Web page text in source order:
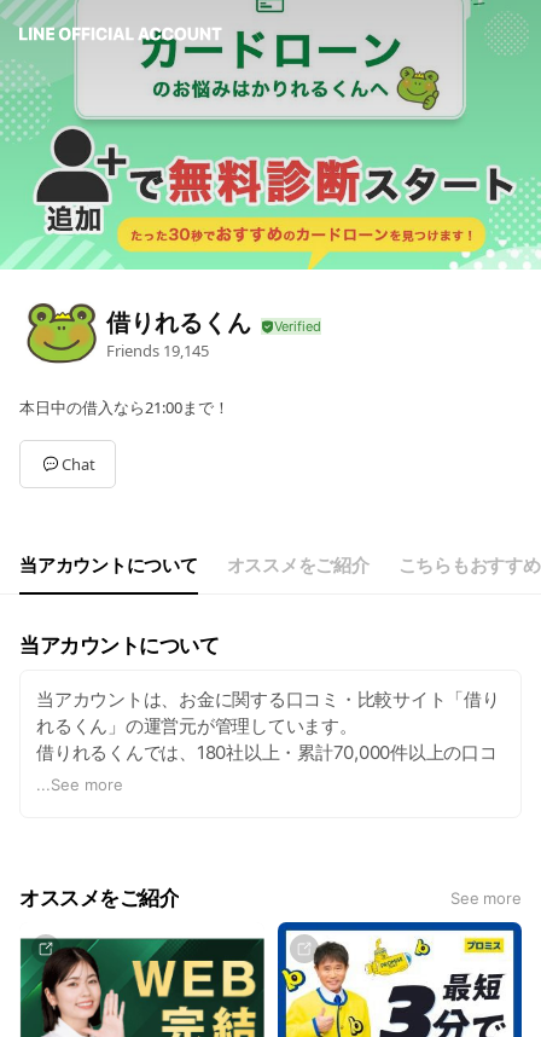
借りれるくん
Friends 19,145
本日中の借入なら21:00まで！
Chat
当アカウントについて オススメをご紹介 こちらもおすすめ
当アカウントについて
当アカウントは、お金に関する口コミ・比較サイト「借り
れるくん」の運営元が管理しています。
借りれるくんでは、180社以上・累計70,000件以上の口コ
ミデータをもとに、今すぐお金が必要な方に向けた借入れ
て紹介しているものが含まれます。
...See more
オススメをご紹介 See more